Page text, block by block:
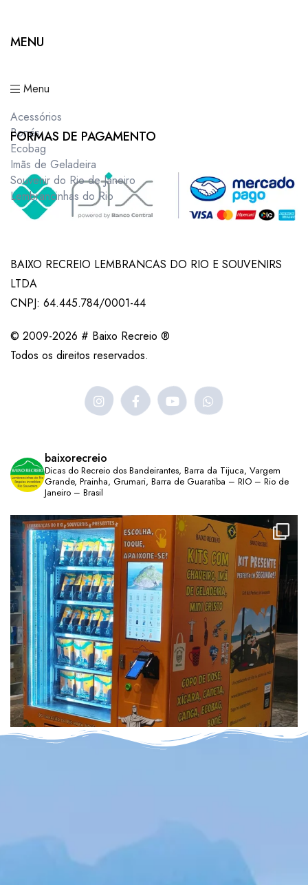
MENU
Menu
Acessórios
Bonés
Ecobag
Imãs de Geladeira
Souvenir do Rio de Janeiro
Lembrancinhas do Rio
FORMAS DE PAGAMENTO
BAIXO RECREIO LEMBRANCAS DO RIO E SOUVENIRS
LTDA
CNPJ: 64.445.784/0001-44
© 2009-2026 # Baixo Recreio ®
Todos os direitos reservados.
baixorecreio
Dicas do Recreio dos Bandeirantes, Barra da Tijuca, Vargem
Grande, Prainha, Grumari, Barra de Guaratiba – RIO – Rio de
Janeiro – Brasil